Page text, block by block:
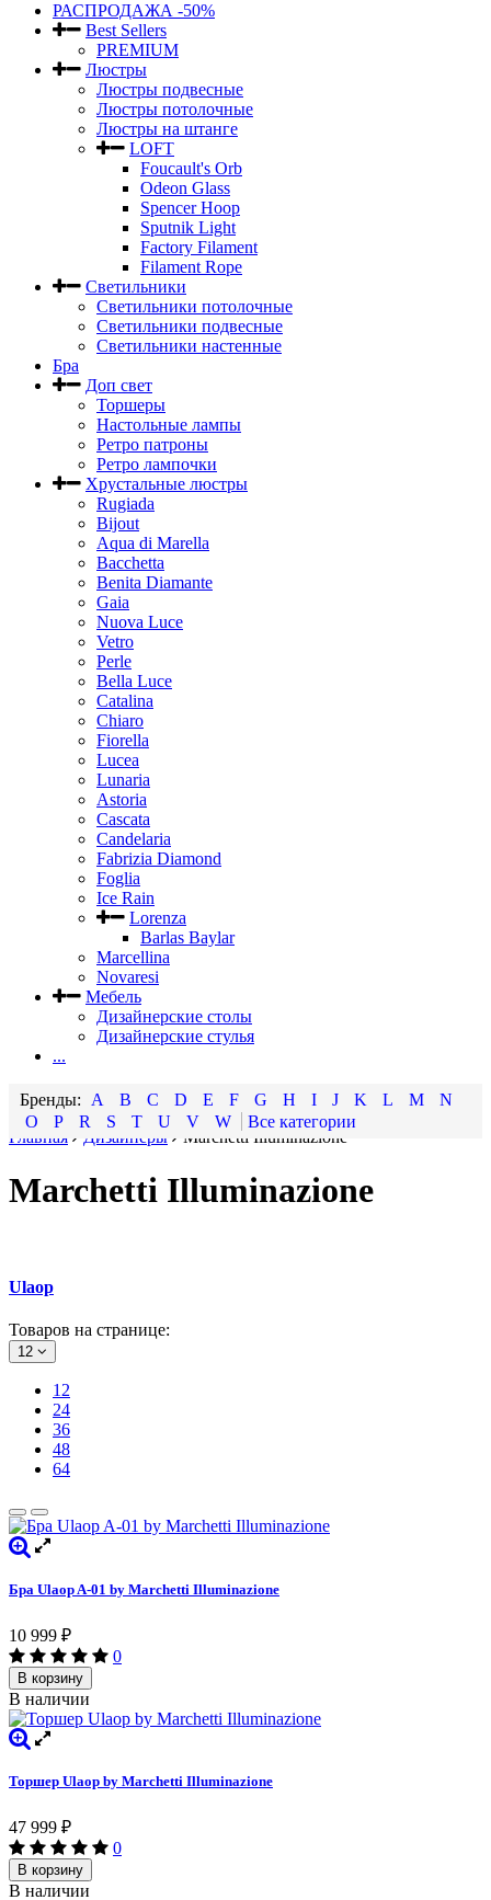
РАСПРОДАЖА -50%
Best Sellers
PREMIUM
Люстры
Люстры подвесные
Люстры потолочные
Люстры на штанге
LOFT
Foucault's Orb
Odeon Glass
Spencer Hoop
Sputnik Light
Factory Filament
Filament Rope
Светильники
Светильники потолочные
Светильники подвесные
Светильники настенные
Бра
Доп свет
Торшеры
Настольные лампы
Ретро патроны
Ретро лампочки
Хрустальные люстры
Rugiada
Bijout
Aqua di Marella
Bacchetta
Benita Diamante
Gaia
Nuova Luce
Vetro
Perle
Bella Luce
Сatalina
Chiaro
Fiorella
Lucea
Lunaria
Astoria
Cascata
Candelaria
Fabrizia Diamond
Foglia
Ice Rain
Lorenza
Barlas Baylar
Marcellina
Novaresi
Мебель
Дизайнерские столы
Дизайнерские стулья
...
A B C D E F G H I J K L M
N
O
P R S T U V W
Все категории
Главная
Дизайнеры Marchetti Illuminazione
Marchetti Illuminazione
Ulaop
Товаров на странице:
12
12
24
36
48
64
Бра Ulaop A-01 by Marchetti Illuminazione
10 999 ₽
0
В корзину
В наличии
Торшер Ulaop by Marchetti Illuminazione
47 999 ₽
0
В корзину
В наличии